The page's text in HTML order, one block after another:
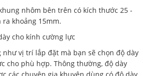
nhôm bên trên có kích thước 25 -
khoảng 15mm.
cho kính cường lực
như vị trí lắp đặt mà bạn sẽ chọn độ dày
cho phù hợp. Thông thường, độ dày